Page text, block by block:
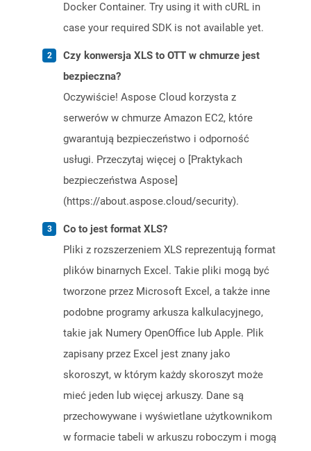
Docker Container. Try using it with cURL in
case your required SDK is not available yet.
Czy konwersja XLS to OTT w chmurze jest
bezpieczna?
Oczywiście! Aspose Cloud korzysta z
serwerów w chmurze Amazon EC2, które
gwarantują bezpieczeństwo i odporność
usługi. Przeczytaj więcej o [Praktykach
bezpieczeństwa Aspose]
(https://about.aspose.cloud/security).
Co to jest format XLS?
Pliki z rozszerzeniem XLS reprezentują format
plików binarnych Excel. Takie pliki mogą być
tworzone przez Microsoft Excel, a także inne
podobne programy arkusza kalkulacyjnego,
takie jak Numery OpenOffice lub Apple. Plik
zapisany przez Excel jest znany jako
skoroszyt, w którym każdy skoroszyt może
mieć jeden lub więcej arkuszy. Dane są
przechowywane i wyświetlane użytkownikom
w formacie tabeli w arkuszu roboczym i mogą